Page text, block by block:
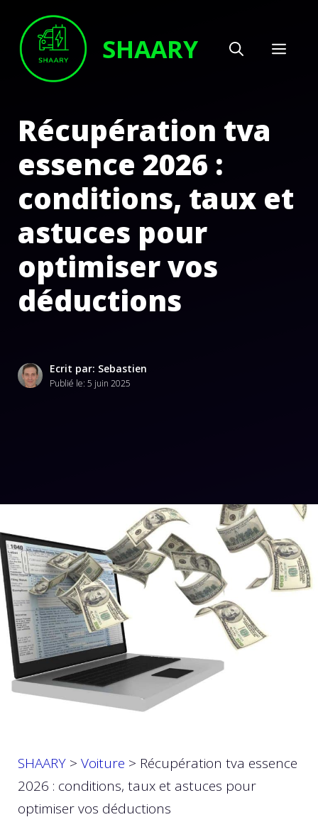
contenu
SHAARY
Récupération tva
essence 2026 :
conditions, taux et
astuces pour
optimiser vos
déductions
Ecrit par: Sebastien
Publié le: 5 juin 2025
SHAARY > Voiture > Récupération tva essence
2026 : conditions, taux et astuces pour
optimiser vos déductions